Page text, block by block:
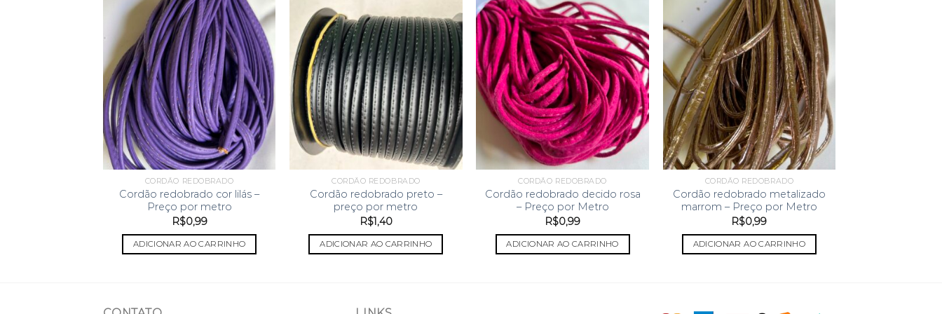
CORDÃO REDOBRADO
Cordão redobrado cor lilás –
Preço por metro
R$0,99
ADICIONAR AO CARRINHO
CORDÃO REDOBRADO
Cordão redobrado preto –
preço por metro
R$1,40
ADICIONAR AO CARRINHO
CORDÃO REDOBRADO
Cordão redobrado decido rosa
– Preço por Metro
R$0,99
ADICIONAR AO CARRINHO
CORDÃO REDOBRADO
Cordão redobrado metalizado
marrom – Preço por Metro
R$0,99
ADICIONAR AO CARRINHO